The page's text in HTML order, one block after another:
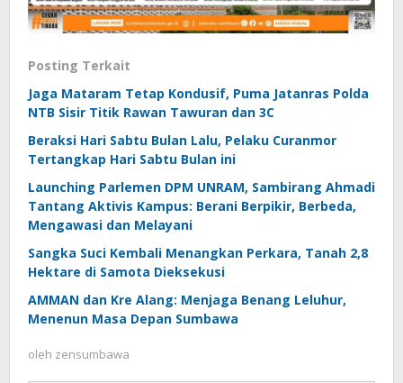
Posting Terkait
Jaga Mataram Tetap Kondusif, Puma Jatanras Polda
NTB Sisir Titik Rawan Tawuran dan 3C
Beraksi Hari Sabtu Bulan Lalu, Pelaku Curanmor
Tertangkap Hari Sabtu Bulan ini
Launching Parlemen DPM UNRAM, Sambirang Ahmadi
Tantang Aktivis Kampus: Berani Berpikir, Berbeda,
Mengawasi dan Melayani
Sangka Suci Kembali Menangkan Perkara, Tanah 2,8
Hektare di Samota Dieksekusi
AMMAN dan Kre Alang: Menjaga Benang Leluhur,
Menenun Masa Depan Sumbawa
oleh zensumbawa